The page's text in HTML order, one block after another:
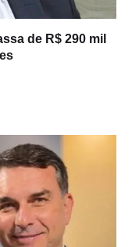
de R$ 290 mil